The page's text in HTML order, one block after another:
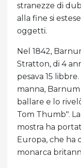
stranezze di
alla fine si
oggetti.
Nel 1842,
Stratton, di 4
pesava 15
manna,
ballare e lo
Tom Thumb".
mostra ha
Europa, che ha
monarca